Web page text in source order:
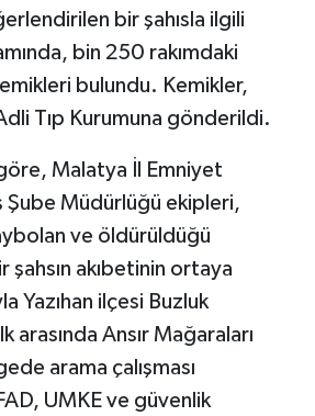
bir şahısla ilgili
bin 250 rakımdaki
bulundu. Kemikler,
Tıp Kurumuna gönderildi.
Malatya İl Emniyet
Şube Müdürlüğü ekipleri,
ve öldürüldüğü
akıbetinin ortaya
Yazıhan ilçesi Buzluk
arasında Ansır Mağaraları
arama çalışması
UMKE ve güvenlik